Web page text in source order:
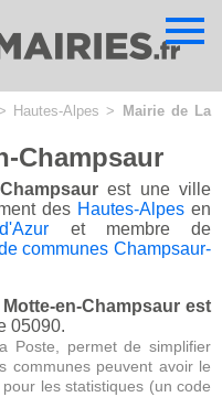
Hautes-Alpes >
Mairie de La
Champsaur
est une ville
des Hautes-Alpes en
et membre de
communes Champsaur-
en-Champsaur est
05090.
Poste, permet de simplifier
communes peuvent avoir le
les statistiques (un code